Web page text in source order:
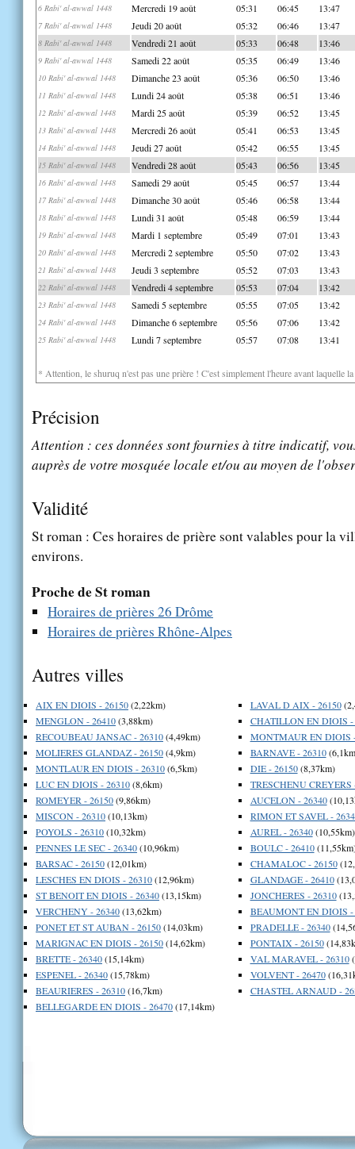
6 Rabi' al-awwal 1448 Mercredi 19 août 05:31 06:45 13:47
7 Rabi' al-awwal 1448 Jeudi 20 août 05:32 06:46 13:47
8 Rabi' al-awwal 1448 Vendredi 21 août 05:33 06:48 13:46
9 Rabi' al-awwal 1448 Samedi 22 août 05:35 06:49 13:46
10 Rabi' al-awwal 1448 Dimanche 23 août 05:36 06:50 13:46
11 Rabi' al-awwal 1448 Lundi 24 août 05:38 06:51 13:46
12 Rabi' al-awwal 1448 Mardi 25 août 05:39 06:52 13:45
13 Rabi' al-awwal 1448 Mercredi 26 août 05:41 06:53 13:45
14 Rabi' al-awwal 1448 Jeudi 27 août 05:42 06:55 13:45
15 Rabi' al-awwal 1448 Vendredi 28 août 05:43 06:56 13:45
16 Rabi' al-awwal 1448 Samedi 29 août 05:45 06:57 13:44
17 Rabi' al-awwal 1448 Dimanche 30 août 05:46 06:58 13:44
18 Rabi' al-awwal 1448 Lundi 31 août 05:48 06:59 13:44
19 Rabi' al-awwal 1448 Mardi 1 septembre 05:49 07:01 13:43
20 Rabi' al-awwal 1448 Mercredi 2 septembre 05:50 07:02 13:43
21 Rabi' al-awwal 1448 Jeudi 3 septembre 05:52 07:03 13:43
22 Rabi' al-awwal 1448 Vendredi 4 septembre 05:53 07:04 13:42
23 Rabi' al-awwal 1448 Samedi 5 septembre 05:55 07:05 13:42
24 Rabi' al-awwal 1448 Dimanche 6 septembre 05:56 07:06 13:42
25 Rabi' al-awwal 1448 Lundi 7 septembre 05:57 07:08 13:41
* Attention, le shuruq n'est pas une prière ! C'est simplement l'heure avant laquelle
Précision
Attention : ces données sont fournies à titre indicatif,
auprès de votre mosquée locale et/ou au moyen de
Validité
St roman : Ces horaires de prière sont valables pour la
environs.
Proche de St roman
Horaires de prières 26 Drôme
Horaires de prières Rhône-Alpes
Autres villes
AIX EN DIOIS - 26150(2,22km)
MENGLON - 26410(3,88km)
RECOUBEAU JANSAC - 26310(4,49km)
MOLIERES GLANDAZ - 26150(4,9km)
MONTLAUR EN DIOIS - 26310(6,5km)
LUC EN DIOIS - 26310(8,6km)
ROMEYER - 26150(9,86km)
MISCON - 26310(10,13km)
POYOLS - 26310(10,32km)
PENNES LE SEC - 26340(10,96km)
BARSAC - 26150(12,01km)
LESCHES EN DIOIS - 26310(12,96km)
ST BENOIT EN DIOIS - 26340(13,15km)
VERCHENY - 26340(13,62km)
PONET ET ST AUBAN - 26150(14,03km)
MARIGNAC EN DIOIS - 26150(14,62km)
BRETTE - 26340(15,14km)
ESPENEL - 26340(15,78km)
BEAURIERES - 26310(16,7km)
BELLEGARDE EN DIOIS - 26470(17,14km)
LAVAL D AIX - 26150
CHATILLON EN DIOIS -
MONTMAUR EN DIOIS
BARNAVE - 26310
DIE - 26150(8,37km)
TRESCHENU CREYERS
AUCELON - 26340
RIMON ET SAVEL -
AUREL - 26340(10,55km)
BOULC - 26410
CHAMALOC - 26150
GLANDAGE - 26410
JONCHERES - 26310
BEAUMONT EN DIOIS -
PRADELLE - 26340
PONTAIX - 26150
VAL MARAVEL - 26310
VOLVENT - 26470
CHASTEL ARNAUD -